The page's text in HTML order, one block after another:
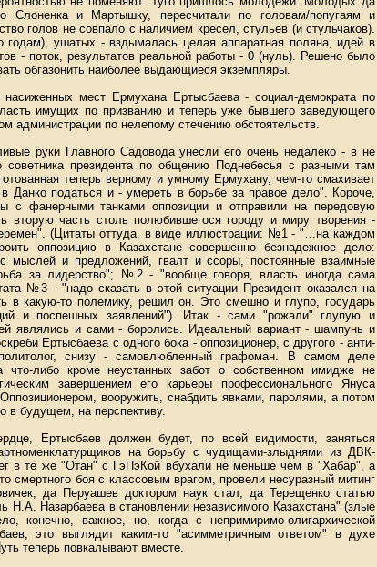
Слоненка и Мартышку, пересчитали по головам/попугаям и
голов не совпало с наличием кресел, стульев (и стульчаков).
годам), ушатых - вздымалась целая аппаратная поляна, идей в
- поток, результатов реальной работы - 0 (нуль). Решено было
обгазонить наиболее выдающиеся экземпляры.
мест Ермухана Ертысбаева - социал-демократа по
имущих по призванию и теперь уже бывшего заведующего
администрации по нелепому стечению обстоятельств.
руки Главного Садовода унесли его очень недалеко - в не
президента по общению Поднебесья с разными там
теперь верному и умному Ермухану, чем-то смахивает
Данко податься и - умереть в борьбе за правое дело". Короче,
с фанерными танками оппозиции и отправили на передовую
вторую часть столь полюбившегося городу и миру творения -
(Цитаты оттуда, в виде иллюстрации: №1 - "…на каждом
оппозицию в Казахстане совершенно безнадежное дело:
мыслей и предложений, гвалт и ссоры, постоянные взаимные
за лидерство"; №2 - "вообще говоря, власть иногда сама
№3 - "надо сказать в этой ситуации Президент оказался на
в какую-то полемику, решил он. Это смешно и глупо, государь
и поспешных заявлений"). Итак - сами "рожали" глупую и
являлись и сами - боролись. Идеальный вариант - шампунь и
Ертысбаева с одного бока - оппозиционер, с другого - анти-
снизу - самовлюбленный графоман. В самом деле
что-либо кроме неустанных забот о собственном имидже не
завершением его карьеры профессионального Януса
вооружить, снабдить явками, паролями, а потом
в будущем, на перспективу.
Ертысбаев должен будет, по всей видимости, заняться
на борьбу с чудищами-злыднями из ДВК-
в те же "Отан" с ГэПэКой вбухали не меньше чем в "Хабар", а
смертного боя с классовым врагом, провели несуразный митинг
да Перуашев доктором наук стал, да Терещенко статью
Н.А. Назарбаева в становлении независимого Казахстана" (злые
конечно, важное, но, когда с непримиримо-олигархической
это выглядит каким-то "асимметричным ответом" в духе
теперь повкалывают вместе.